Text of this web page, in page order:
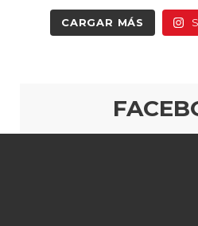
CARGAR MÁS